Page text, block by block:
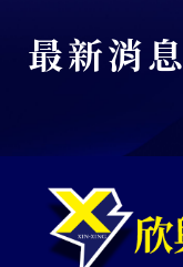
最新消息